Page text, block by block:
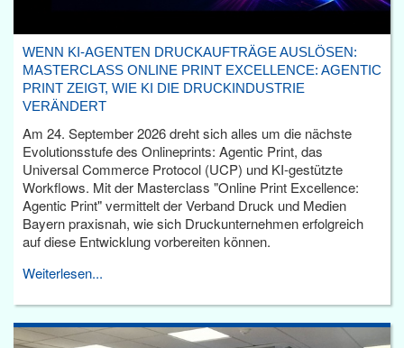
WENN KI-AGENTEN DRUCKAUFTRÄGE AUSLÖSEN:
MASTERCLASS ONLINE PRINT EXCELLENCE: AGENTIC
PRINT ZEIGT, WIE KI DIE DRUCKINDUSTRIE
VERÄNDERT
Am 24. September 2026 dreht sich alles um die nächste
Evolutionsstufe des Onlineprints: Agentic Print, das
Universal Commerce Protocol (UCP) und KI-gestützte
Workflows. Mit der Masterclass "Online Print Excellence:
Agentic Print" vermittelt der Verband Druck und Medien
Bayern praxisnah, wie sich Druckunternehmen erfolgreich
auf diese Entwicklung vorbereiten können.
Weiterlesen...